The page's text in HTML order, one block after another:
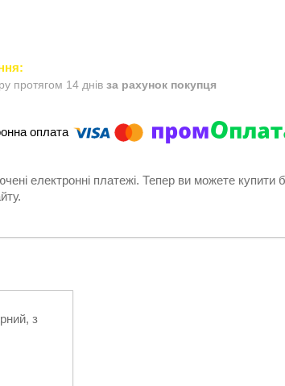
протягом 14 днів за рахунок покупця
електронні платежі. Тепер ви можете купити
з